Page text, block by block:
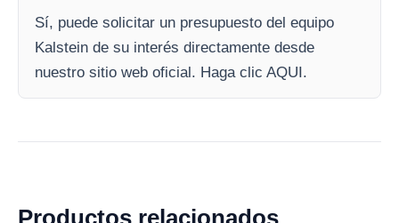
Sí, puede solicitar un presupuesto del equipo
Kalstein de su interés directamente desde
nuestro sitio web oficial. Haga clic AQUI.
Productos relacionados